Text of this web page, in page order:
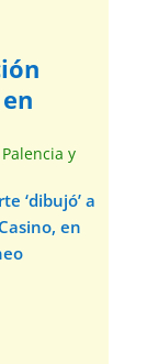
Palencia y
‘dibujó’ a
en